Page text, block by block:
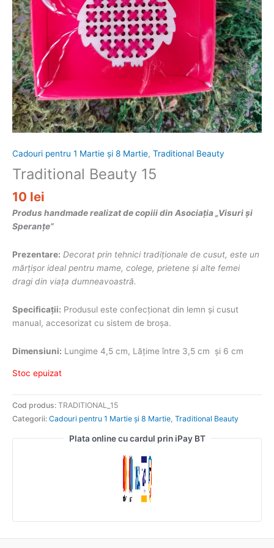
Cadouri pentru 1 Martie și 8 Martie, Traditional Beauty
Traditional Beauty 15
10 lei
Produs handmade realizat de copiii din Asociația „Visuri și
Speranțe”
Prezentare: Decorat prin tehnici tradiționale de cusut, este un
mărțișor ideal pentru mame, colege, prietene și alte femei
dragi din viața dumneavoastră.
Specificații: Produsul este confecționat din lemn și cusut
manual, accesorizat cu sistem de broșa.
Dimensiuni: Lungime 4,5 cm, Lățime între 3,5 cm și 6 cm
Stoc epuizat
Cod produs: TRADITIONAL_15
Categorii: Cadouri pentru 1 Martie și 8 Martie Traditional Beauty
Plata online cu cardul prin iPay BT